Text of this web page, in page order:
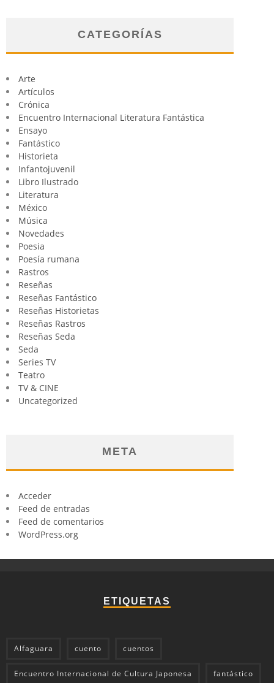
CATEGORÍAS
Arte
Artículos
Crónica
Encuentro Internacional Literatura Fantástica
Ensayo
Fantástico
Historieta
Infantojuvenil
Libro Ilustrado
Literatura
México
Música
Novedades
Poesia
Poesía rumana
Rastros
Reseñas
Reseñas Fantástico
Reseñas Historietas
Reseñas Rastros
Reseñas Seda
Seda
Series TV
Teatro
TV & CINE
Uncategorized
META
Acceder
Feed de entradas
Feed de comentarios
WordPress.org
ETIQUETAS
Alfaguara cuento cuentos
Encuentro Internacional de Cultura Japonesa fantástico